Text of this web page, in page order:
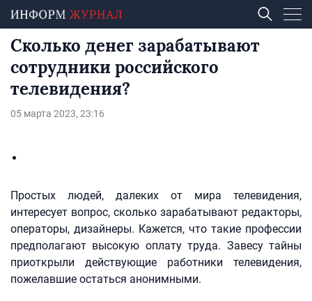
Сколько денег зарабатывают
сотрудники российского
телевидения?
05 марта 2023, 23:16
Простых людей, далеких от мира телевидения,
интересует вопрос, сколько зарабатывают редакторы,
операторы, дизайнеры. Кажется, что такие профессии
предполагают высокую оплату труда. Завесу тайны
приоткрыли действующие работники телевидения,
пожелавшие остаться анонимными.